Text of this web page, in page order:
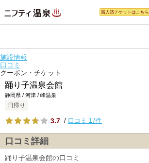
購入済チケットはこちら
施設情報
口コミ
クーポン・チケット
踊り子温泉会館
静岡県 / 河津 / 峰温泉
日帰り
3.7 / 口コミ 17件
口コミ詳細
踊り子温泉会館の口コミ